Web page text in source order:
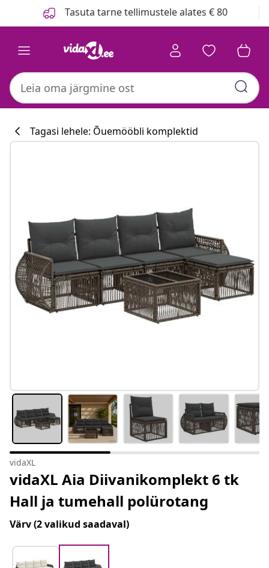
Tasuta tarne tellimustele alates € 80
#sharemevidaxl
Tagasi lehele: Õuemööbli komplektid
vidaXL
vidaXL Aia Diivanikomplekt 6 tk
Hall ja tumehall polürotang
Värv(2 valikud saadaval)